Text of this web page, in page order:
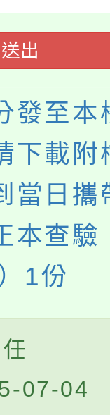
送出
發至本
下載附
當日攜
本查驗
1份
07-04